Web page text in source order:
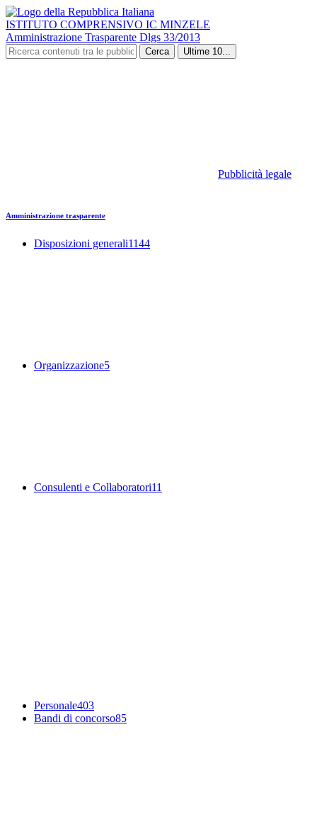
ISTITUTO COMPRENSIVO IC MINZELE
Amministrazione Trasparente Dlgs 33/2013
Cerca Ultime 10...
Pubblicità legale
Amministrazione trasparente
Disposizioni generali1144
Organizzazione5
Consulenti e Collaboratori11
Personale403
Bandi di concorso85